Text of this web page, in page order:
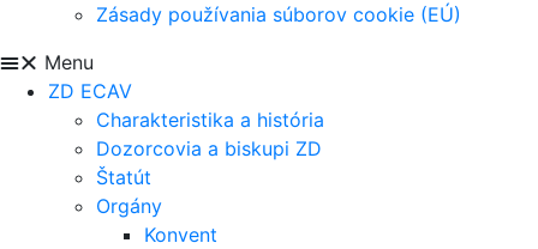
Zásady používania súborov cookie (EÚ)
Menu
ZD ECAV
Charakteristika a história
Dozorcovia a biskupi ZD
Štatút
Orgány
Konvent